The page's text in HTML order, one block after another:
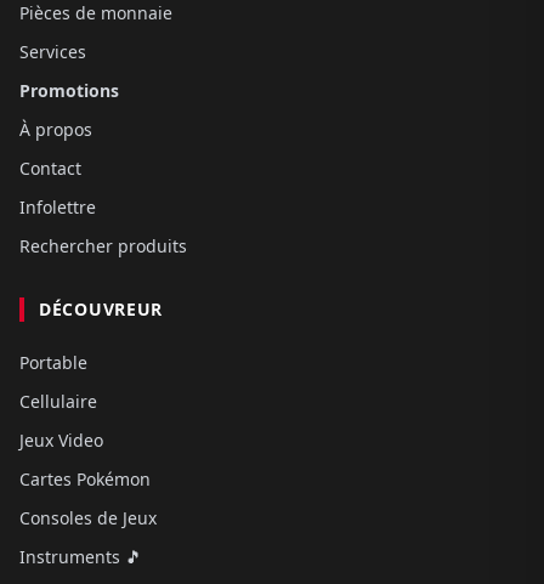
Pièces de monnaie
Services
Promotions
À propos
Contact
Infolettre
Rechercher produits
DÉCOUVREUR
Portable
Cellulaire
Jeux Video
Cartes Pokémon
Consoles de Jeux
Instruments 🎵